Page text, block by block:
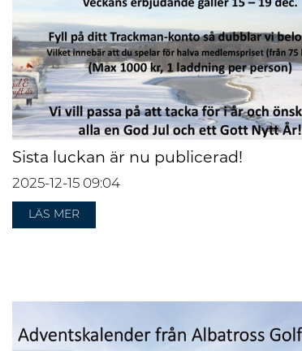
Sista luckan är nu publicerad!
2025-12-15 09:04
LÄS MER